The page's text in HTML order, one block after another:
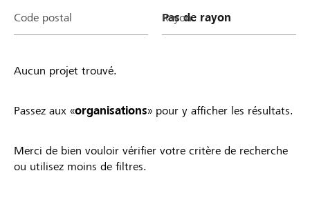
Code postal Rayon
Aucun projet trouvé.
Passez aux «organisations» pour y afficher les résultats.
Merci de bien vouloir vérifier votre critère de recherche
ou utilisez moins de filtres.